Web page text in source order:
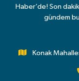
Haber’de! Son
gündem
Konak